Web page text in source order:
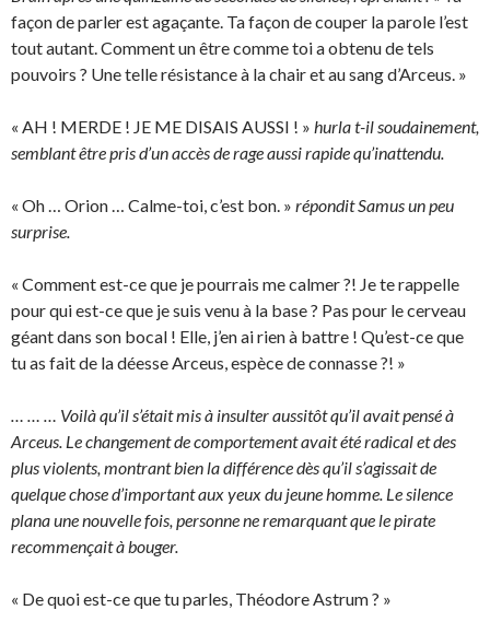
façon de parler est agaçante. Ta façon de couper la parole l’est
tout autant. Comment un être comme toi a obtenu de tels
pouvoirs ? Une telle résistance à la chair et au sang d’Arceus. »
« AH ! MERDE ! JE ME DISAIS AUSSI ! » hurla t-il soudainement,
semblant être pris d’un accès de rage aussi rapide qu’inattendu.
« Oh … Orion … Calme-toi, c’est bon. » répondit Samus un peu
surprise.
« Comment est-ce que je pourrais me calmer ?! Je te rappelle
pour qui est-ce que je suis venu à la base ? Pas pour le cerveau
géant dans son bocal ! Elle, j’en ai rien à battre ! Qu’est-ce que
tu as fait de la déesse Arceus, espèce de connasse ?! »
… … … Voilà qu’il s’était mis à insulter aussitôt qu’il avait pensé à
Arceus. Le changement de comportement avait été radical et des
plus violents, montrant bien la différence dès qu’il s’agissait de
quelque chose d’important aux yeux du jeune homme. Le silence
plana une nouvelle fois, personne ne remarquant que le pirate
recommençait à bouger.
« De quoi est-ce que tu parles, Théodore Astrum ? »